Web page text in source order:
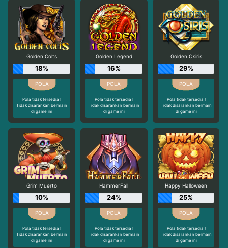
Golden Colts
18%
Pola tidak tersedia !
Tidak disarankan bermain
di game ini
Golden Legend
16%
Pola tidak tersedia !
Tidak disarankan bermain
di game ini
Golden Osiris
29%
Pola tidak tersedia !
Tidak disarankan bermain
di game ini
Grim Muerto
10%
Pola tidak tersedia !
Tidak disarankan bermain
di game ini
HammerFall
24%
Pola tidak tersedia !
Tidak disarankan bermain
di game ini
Happy Halloween
25%
Pola tidak tersedia !
Tidak disarankan bermain
di game ini